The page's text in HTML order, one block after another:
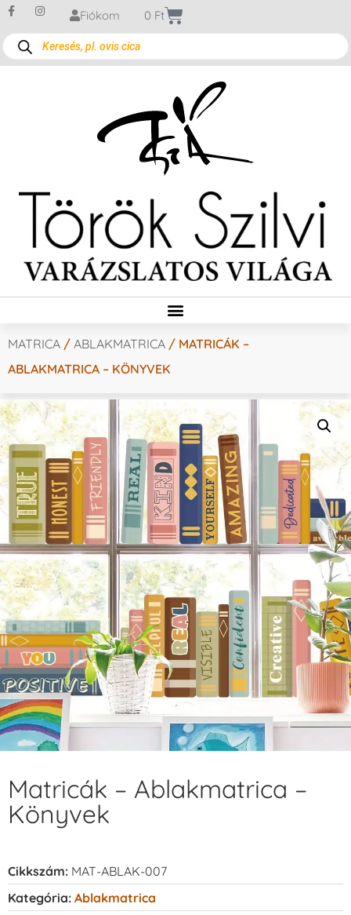
Fiókom 0 Ft
MATRICA / ABLAKMATRICA / MATRICÁK –
ABLAKMATRICA – KÖNYVEK
Matricák – Ablakmatrica –
Könyvek
Cikkszám: MAT-ABLAK-007
Kategória: Ablakmatrica